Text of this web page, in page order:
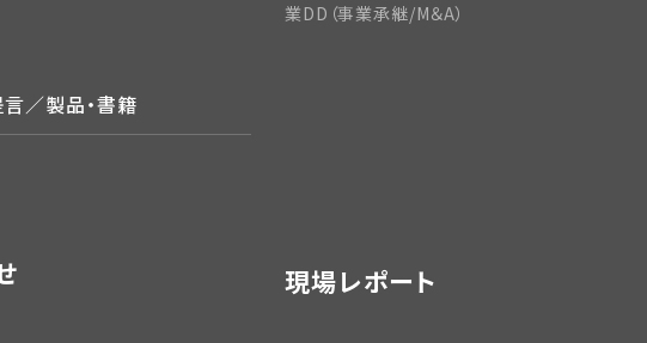
業DD（事業承継/M＆A）
／製品・書籍
現場レポート